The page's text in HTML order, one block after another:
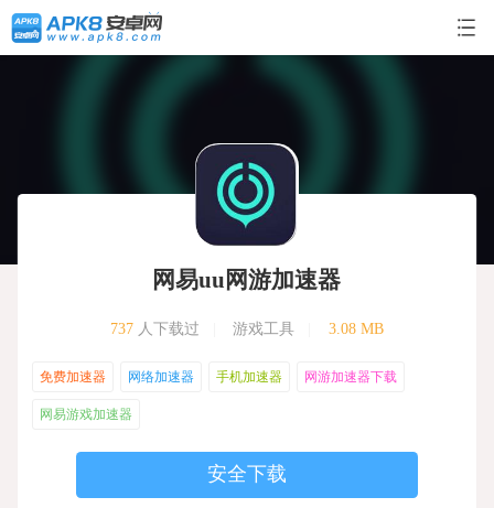
网易uu网游加速器
737 人下载过 游戏工具 3.08 MB
免费加速器 网络加速器 手机加速器 网游加速器下载
网易游戏加速器
安全下载